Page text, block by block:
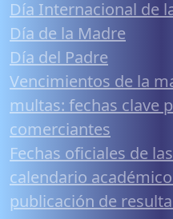
Día Internacional de
Día de la Madre
Día del Padre
Vencimientos de la
multas: fechas clave
comerciantes
Fechas oficiales de
calendario
publicación de